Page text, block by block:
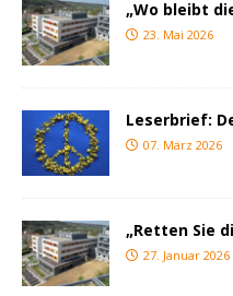
„Wo bleibt
23. Mai 2026
Leserbrief:
07. März 2026
„Retten Sie
27. Januar 2026